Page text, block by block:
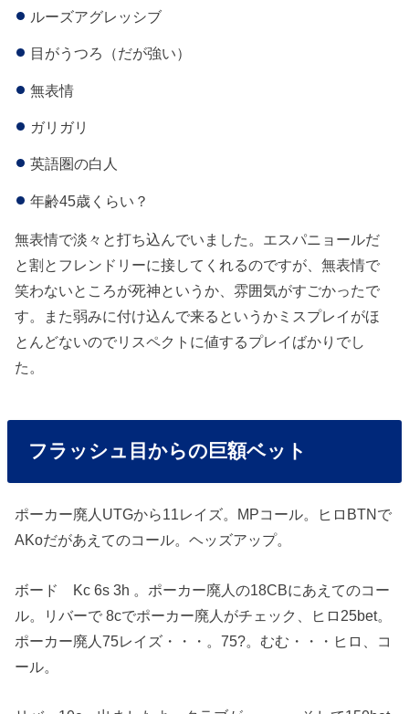
ルーズアグレッシブ
目がうつろ（だが強い）
無表情
ガリガリ
英語圏の白人
年齢45歳くらい？
無表情で淡々と打ち込んでいました。エスパニョールだ
と割とフレンドリーに接してくれるのですが、無表情で
笑わないところが死神というか、雰囲気がすごかったで
す。また弱みに付け込んで来るというかミスプレイがほ
とんどないのでリスペクトに値するプレイばかりでし
た。
フラッシュ目からの巨額ベット
ポーカー廃人UTGから11レイズ。MPコール。ヒロBTNで
AKoだがあえてのコール。ヘッズアップ。
ボード Kc 6s 3h 。ポーカー廃人の18CBにあえてのコー
ル。リバーで 8cでポーカー廃人がチェック、ヒロ25bet。
ポーカー廃人75レイズ・・・。75?。むむ・・・ヒロ、コ
ール。